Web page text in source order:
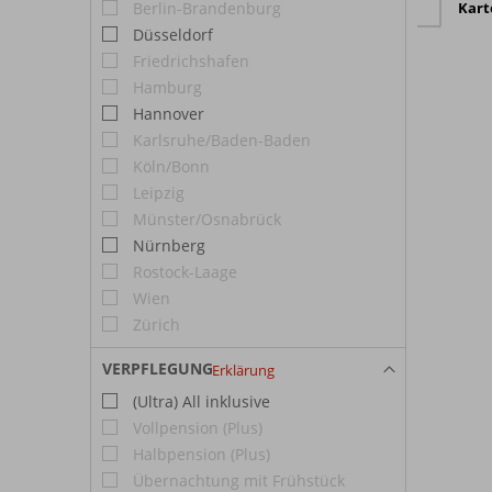
Berlin-Brandenburg
Düsseldorf
Friedrichshafen
Hamburg
Hannover
Karlsruhe/Baden-Baden
Köln/Bonn
Leipzig
Münster/Osnabrück
Nürnberg
Rostock-Laage
Wien
Zürich
VERPFLEGUNGErklärung
(Ultra) All inklusive
Vollpension (Plus)
Halbpension (Plus)
Übernachtung mit Frühstück